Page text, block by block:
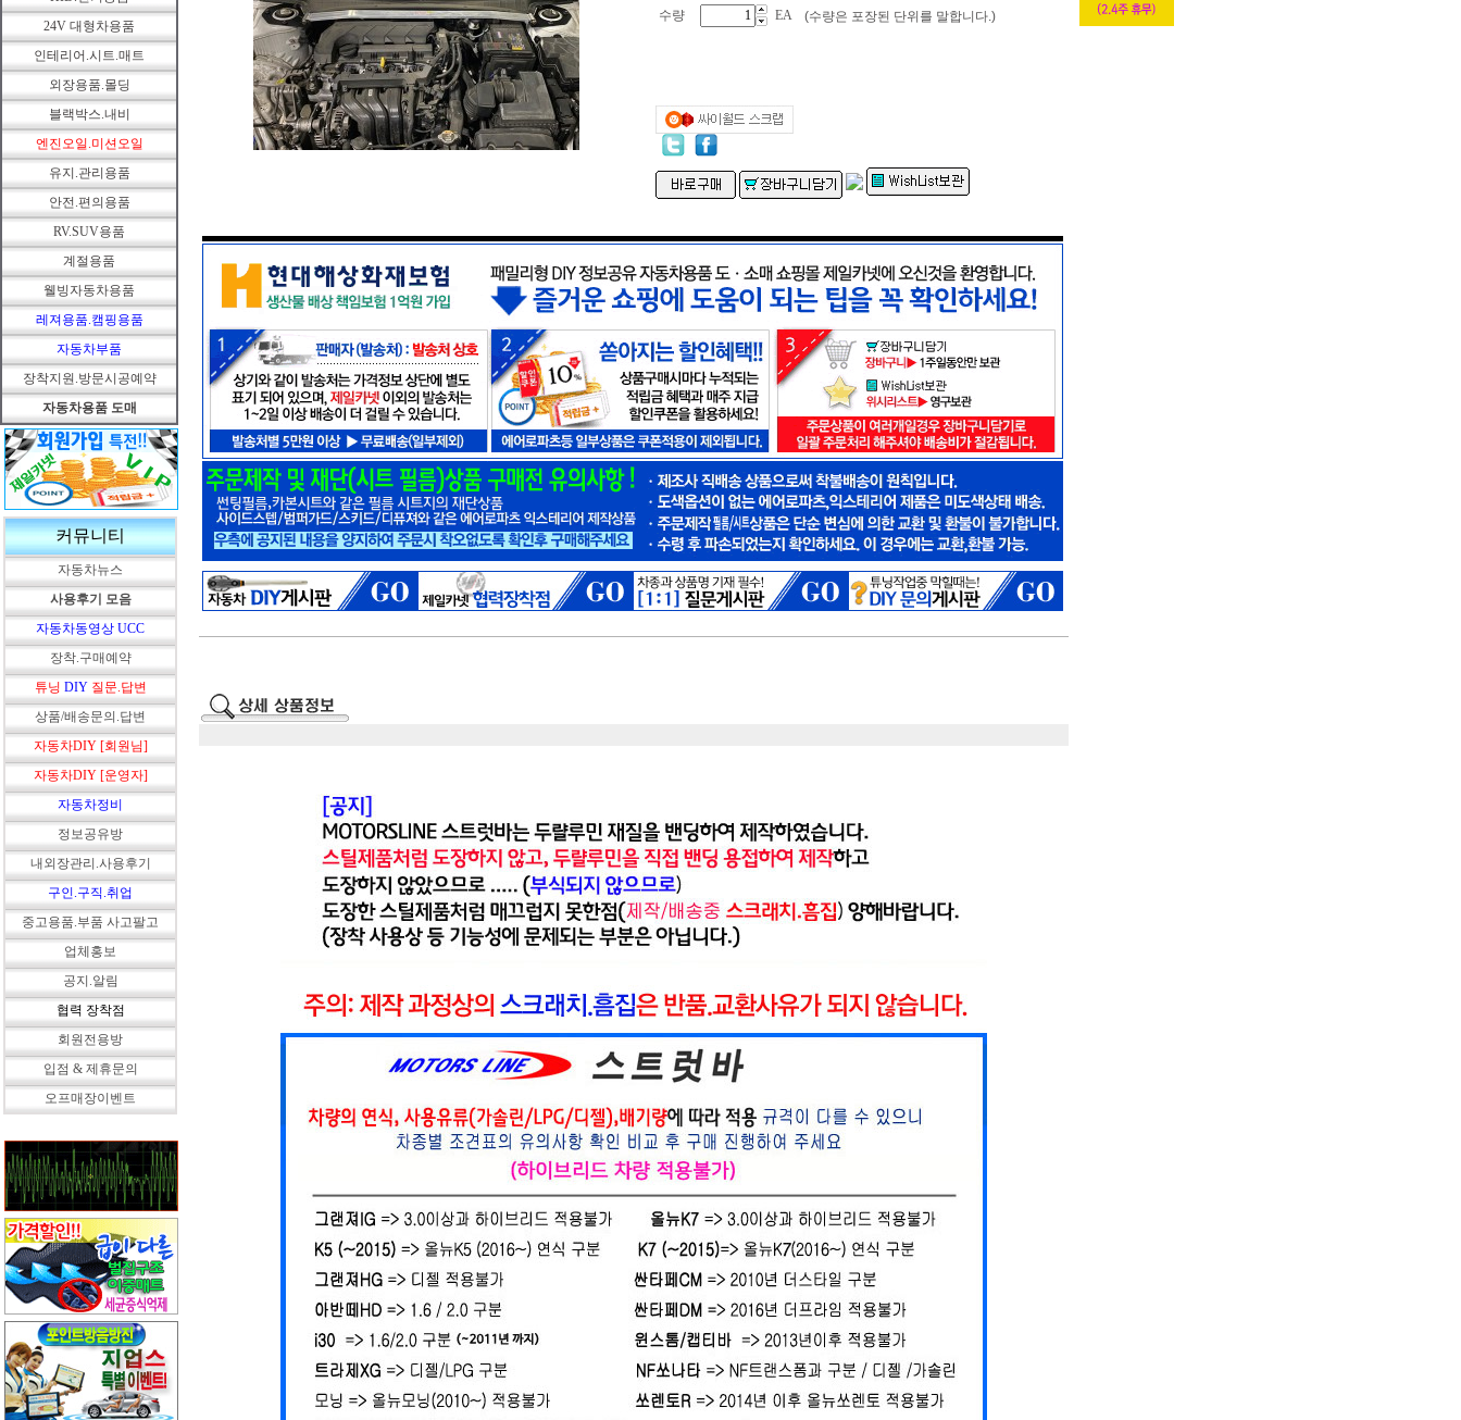
24V 대형차용품
인테리어.시트.매트
외장용품.몰딩
블랙박스.내비
엔진오일.미션오일
유지.관리용품
안전.편의용품
RV.SUV용품
계절용품
웰빙자동차용품
레져용품.캠핑용품
자동차부품
장착지원.방문시공예약
자동차용품 도매
커뮤니티
자동차뉴스
사용후기 모음
자동차동영상 UCC
장착.구매예약
튜닝 DIY 질문.답변
상품/배송문의.답변
자동차DIY [회원님]
자동차DIY [운영자]
자동차정비
정보공유방
내외장관리.사용후기
구인.구직.취업
중고용품.부품 사고팔고
업체홍보
공지.알림
협력 장착점
회원전용방
입점 & 제휴문의
오프매장이벤트
수량 EA (수량은 포장된 단위를 말합니다.)